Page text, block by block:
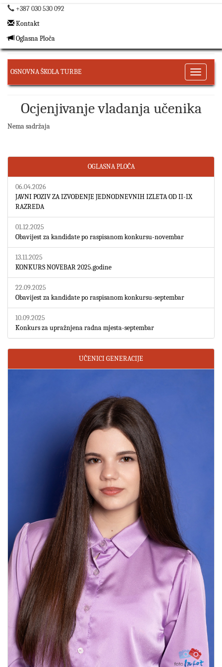
+387 030 530 092
Kontakt
Oglasna Ploča
Toggle
OSNOVNA ŠKOLA TURBE
Ocjenjivanje vladanja učenika
Nema sadržaja
OGLASNA PLOČA
06.04.2026
JAVNI POZIV ZA IZVOĐENJE JEDNODNEVNIH IZLETA OD II-IX
RAZREDA
01.12.2025
Obavijest za kandidate po raspisanom konkursu-novembar
13.11.2025
KONKURS NOVEBAR 2025.godine
22.09.2025
Obavijest za kandidate po raspisanom konkursu-septembar
10.09.2025
Konkurs za upražnjena radna mjesta-septembar
UČENICI GENERACIJE